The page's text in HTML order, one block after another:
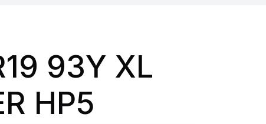
93Y XL
HP5